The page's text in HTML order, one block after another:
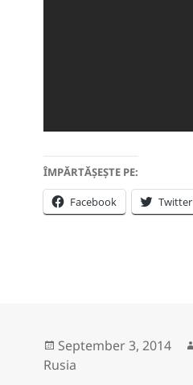
ÎMPĂRTĂȘEȘTE PE:
Facebook Twitter
Posted
on
September 3, 2014
Rusia